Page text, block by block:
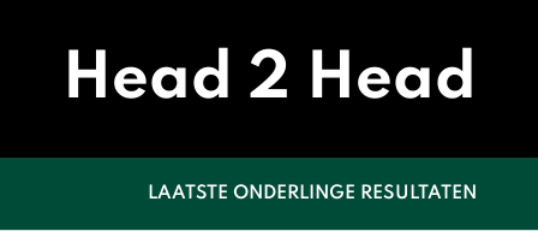
Head 2 Head
LAATSTE ONDERLINGE RESULTATEN